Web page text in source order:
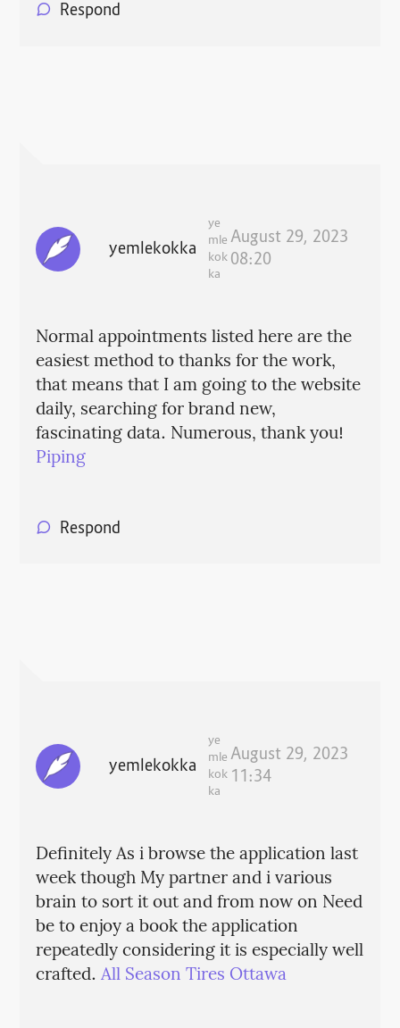
Respond
yemlekokka
ye
mle
kok
ka
August 29, 2023
08:20
Normal appointments listed here are the
easiest method to thanks for the work,
that means that I am going to the website
daily, searching for brand new,
fascinating data. Numerous, thank you!
Piping
Respond
yemlekokka
ye
mle
kok
ka
August 29, 2023
11:34
Definitely As i browse the application last
week though My partner and i various
brain to sort it out and from now on Need
be to enjoy a book the application
repeatedly considering it is especially well
crafted. All Season Tires Ottawa